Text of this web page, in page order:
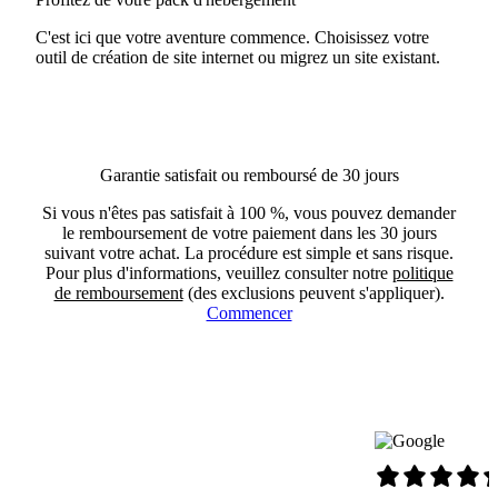
C'est ici que votre aventure commence. Choisissez votre
outil de création de site internet ou migrez un site existant.
Garantie satisfait ou remboursé de 30 jours
Si vous n'êtes pas satisfait à 100 %, vous pouvez demander
le remboursement de votre paiement dans les 30 jours
suivant votre achat. La procédure est simple et sans risque.
Pour plus d'informations, veuillez consulter notre politique
de remboursement(des exclusions peuvent s'appliquer).
Commencer